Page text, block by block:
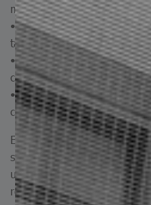
maquinaria pesada como
• Almacenamiento: se
tanques o contendedores.
• Cubiertas: son usadas
cubiertas en distintos tipos
• Refuerzo: se usan como
complemento de materiales
En resumen, el nivelado de
superficie del material y
una mayor eficiencia, fácil
reducido y menores costos